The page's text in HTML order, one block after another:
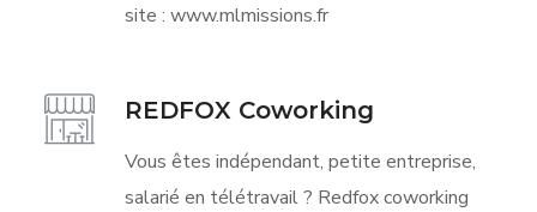
site : www.mlmissions.fr
REDFOX Coworking
Vous êtes indépendant, petite entreprise,
salarié en télétravail ? Redfox coworking